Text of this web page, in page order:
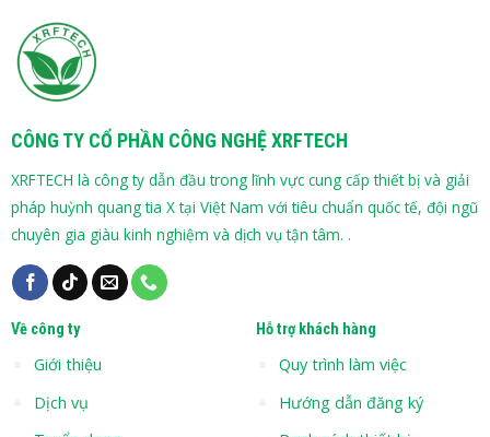
CÔNG TY CỔ PHẦN CÔNG NGHỆ XRFTECH
XRFTECH là công ty dẫn đầu trong lĩnh vực cung cấp thiết bị và giải
pháp huỳnh quang tia X tại Việt Nam với tiêu chuẩn quốc tế, đội ngũ
chuyên gia giàu kinh nghiệm và dịch vụ tận tâm. .
Về công ty
Giới thiệu
Dịch vụ
Hỗ trợ khách hàng
Quy trình làm việc
Hướng dẫn đăng ký